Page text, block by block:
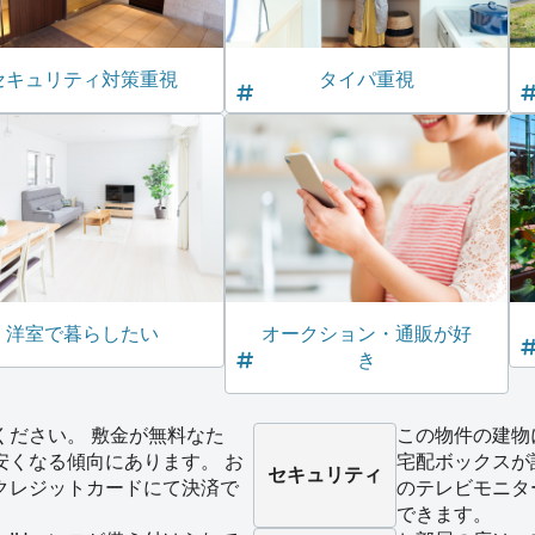
キュリティ対策重視 タイパ重視
洋室で暮らしたい
オークション・通販が好
き
ださい。 敷金が無料なた
くなる傾向にあります。 お
レジットカードにて決済で
セキュリティ
この物件の建
宅配ボックス
のテレビモニ
できます。